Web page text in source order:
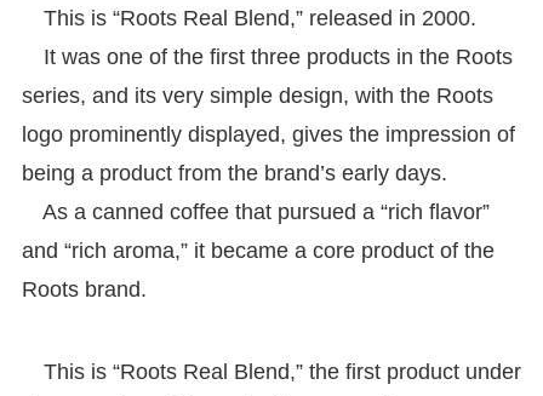
This is “Roots Real Blend,” released in 2000.
It was one of the first three products in the Roots
series, and its very simple design, with the Roots
logo prominently displayed, gives the impression of
being a product from the brand’s early days.
As a canned coffee that pursued a “rich flavor”
and “rich aroma,” it became a core product of the
Roots brand.
This is “Roots Real Blend,” the first product under